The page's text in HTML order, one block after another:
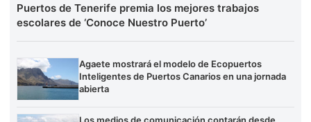
Puertos de Tenerife premia los mejores trabajos
escolares de ‘Conoce Nuestro Puerto’
Agaete mostrará el modelo de Ecopuertos
Inteligentes de Puertos Canarios en una jornada
abierta
Los medios de comunicación contarán desde